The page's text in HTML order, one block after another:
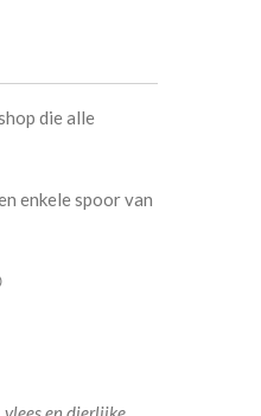
die alle
enkele spoor van